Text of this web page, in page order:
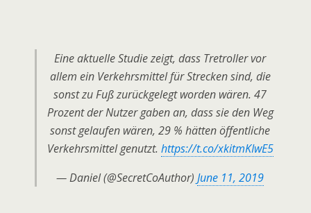
Eine aktuelle Studie zeigt, dass Tretroller vor
allem ein Verkehrsmittel für Strecken sind, die
sonst zu Fuß zurückgelegt worden wären. 47
Prozent der Nutzer gaben an, dass sie den Weg
sonst gelaufen wären, 29 % hätten öffentliche
Verkehrsmittel genutzt. https://t.co/xkitmKIwE5
— Daniel (@SecretCoAuthor) June 11, 2019